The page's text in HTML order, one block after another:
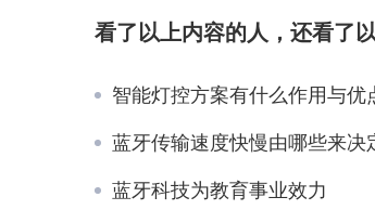
看了以上内容的人，还看了
智能灯控方案有什么作用与优
蓝牙传输速度快慢由哪些来决
蓝牙科技为教育事业效力